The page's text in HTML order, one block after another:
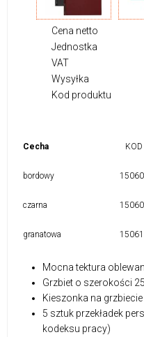
Cena netto
Jednostka
VAT
Wysyłka
Kod produktu
Cecha KOD
bordowy
czarna
granatowa
Mocna tektura
Grzbiet o szerokości
Kieszonka na grzbiecie
5 sztuk przekładek
kodeksu pracy)